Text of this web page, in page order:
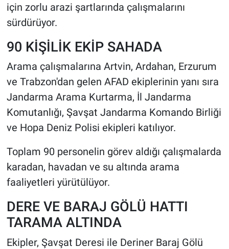
için zorlu arazi şartlarında çalışmalarını
sürdürüyor.
90 KİŞİLİK EKİP SAHADA
Arama çalışmalarına Artvin, Ardahan, Erzurum
ve Trabzon'dan gelen AFAD ekiplerinin yanı sıra
Jandarma Arama Kurtarma, İl Jandarma
Komutanlığı, Şavşat Jandarma Komando Birliği
ve Hopa Deniz Polisi ekipleri katılıyor.
Toplam 90 personelin görev aldığı çalışmalarda
karadan, havadan ve su altında arama
faaliyetleri yürütülüyor.
DERE VE BARAJ GÖLÜ HATTI
TARAMA ALTINDA
Ekipler, Şavşat Deresi ile Deriner Baraj Gölü